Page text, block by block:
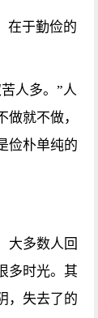
在于勤俭的
人多。”人
就不做，
俭朴单纯的
大多数人回
多时光。其
，失去了的